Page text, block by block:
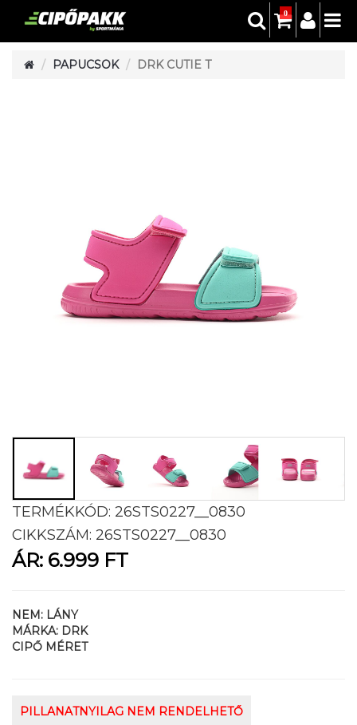
0
PAPUCSOK DRK CUTIE T
TERMÉKKÓD: 26STS0227__0830
CIKKSZÁM: 26STS0227__0830
ÁR: 6.999 FT
NEM: LÁNY
MÁRKA: DRK
CIPŐ MÉRET
PILLANATNYILAG NEM RENDELHETŐ